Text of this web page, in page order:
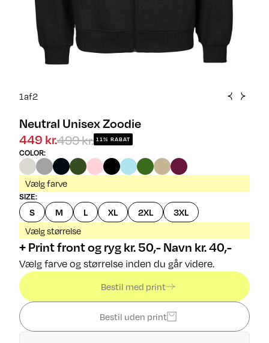
1af2
Neutral Unisex Zoodie
449 kr.499 kr. 11% RABAT
COLOR:
Vælg farve
SIZE:
S M L XL 2XL 3XL
Vælg størrelse
+ Print front og ryg kr. 50,- Navn kr. 40,-
Vælg farve og størrelse inden du går videre.
Bestil med print
Bestil uden print